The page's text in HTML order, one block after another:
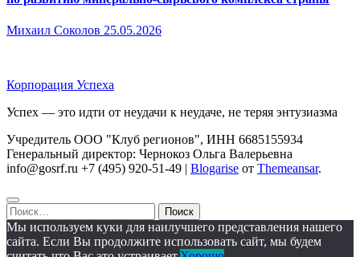
Михаил Соколов 25.05.2026
Корпорация Успеха
Успех — это идти от неудачи к неудаче, не теряя энтузиазма
Учредитель ООО "Клуб регионов", ИНН 6685155934
Генеральный директор: Чернокоз Ольга Валерьевна
info@gosrf.ru +7 (495) 920-51-49 | Blogarise от Themeansar.
Найти:
Мы используем куки для наилучшего представления нашего
сайта. Если Вы продолжите использовать сайт, мы будем